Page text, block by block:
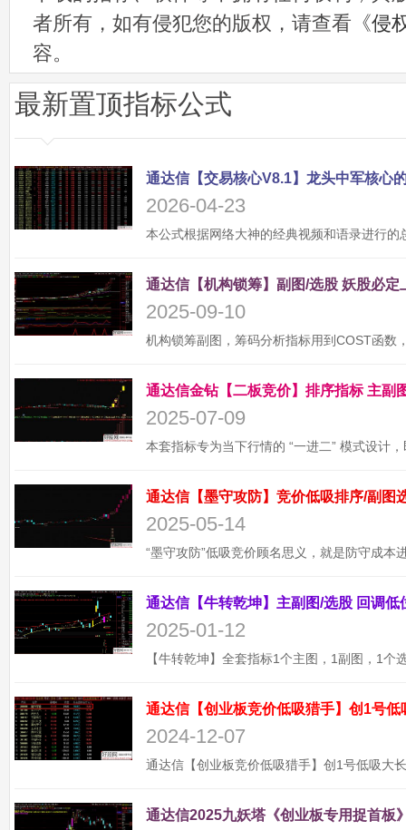
者所有，如有侵犯您的版权，请查看《侵
容。
最新置顶指标公式
2026-04-23
2025-09-10
2025-07-09
2025-05-14
2025-01-12
通达信【创业板竞价低吸猎手】创1号
2024-12-07
通达信2025九妖塔《创业板专用捉首板